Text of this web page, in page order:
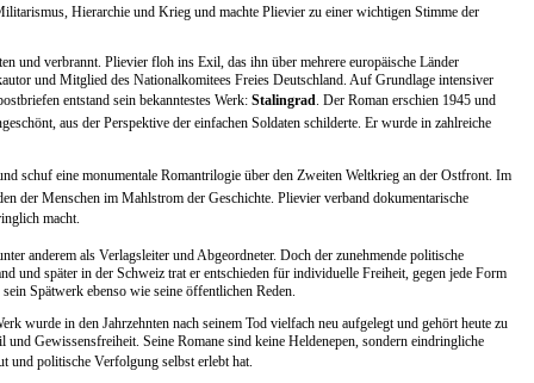
Hierarchie und Krieg und machte Plievier zu einer wichtigen Stimme der
und verbrannt. Plievier floh ins Exil, das ihn über mehrere europäische Länder
und Mitglied des Nationalkomitees Freies Deutschland. Auf Grundlage intensiver
entstand sein bekanntestes Werk: Stalingrad. Der Roman erschien 1945 und
aus der Perspektive der einfachen Soldaten schilderte. Er wurde in zahlreiche
schuf eine monumentale Romantrilogie über den Zweiten Weltkrieg an der Ostfront. Im
der Menschen im Mahlstrom der Geschichte. Plievier verband dokumentarische
macht.
anderem als Verlagsleiter und Abgeordneter. Doch der zunehmende politische
und später in der Schweiz trat er entschieden für individuelle Freiheit, gegen jede Form
Spätwerk ebenso wie seine öffentlichen Reden.
wurde in den Jahrzehnten nach seinem Tod vielfach neu aufgelegt und gehört heute zu
Gewissensfreiheit. Seine Romane sind keine Heldenepen, sondern eindringliche
und politische Verfolgung selbst erlebt hat.